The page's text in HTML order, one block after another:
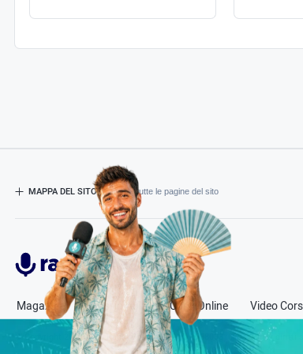
MAPPA DEL SITO- Esplora tutte le pagine del sito
Radiospeaker.it
Magazine Corsi in Aula Corsi Online Video
2011-2026 Radio Speaker - P.Iva 13580331000- Tutti i diritti